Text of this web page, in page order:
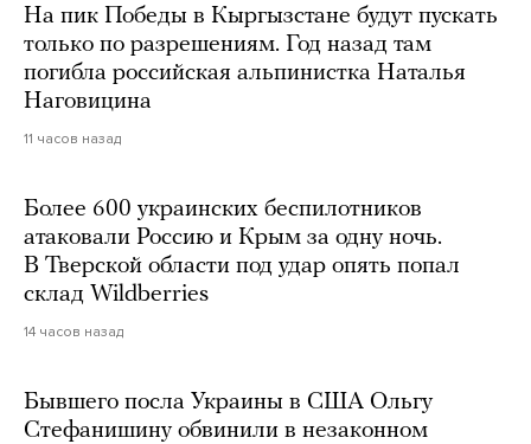
На пик Победы в Кыргызстане будут пускать
только по разрешениям. Год назад там
погибла российская альпинистка Наталья
Наговицина
11 часов назад
Более 600 украинских беспилотников
атаковали Россию и Крым за одну ночь.
В Тверской области под удар опять попал
склад Wildberries
14 часов назад
Бывшего посла Украины в США Ольгу
Стефанишину обвинили в незаконном